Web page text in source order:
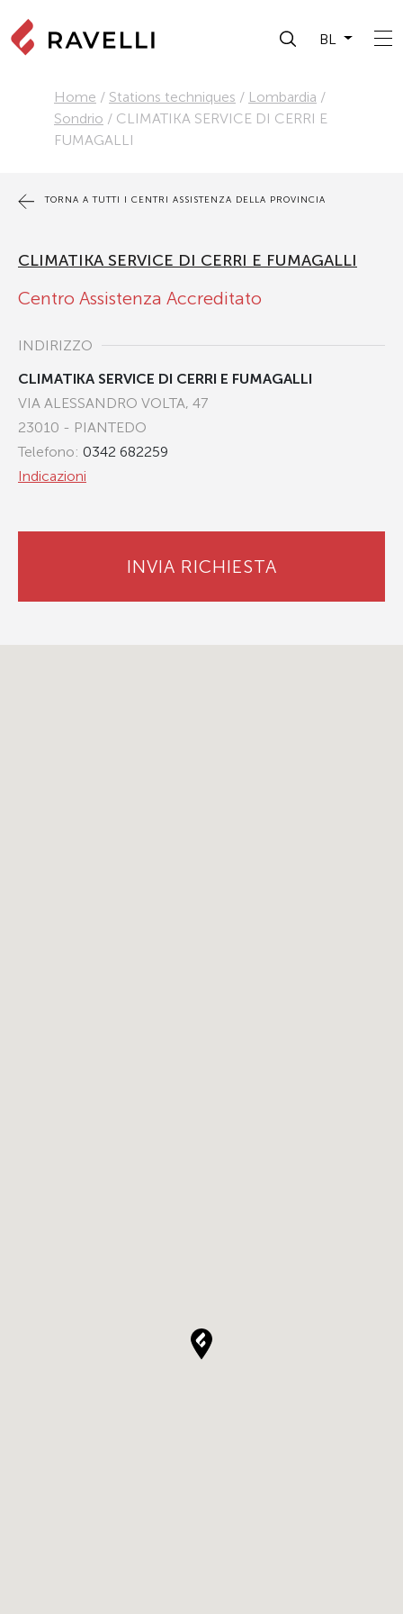
BL
Home / Stations techniques / Lombardia /
Sondrio / CLIMATIKA SERVICE DI CERRI E
FUMAGALLI
TORNA A TUTTI I CENTRI ASSISTENZA DELLA PROVINCIA
CLIMATIKA SERVICE DI CERRI E FUMAGALLI
Centro Assistenza Accreditato
INDIRIZZO
CLIMATIKA SERVICE DI CERRI E FUMAGALLI
VIA ALESSANDRO VOLTA, 47
23010 - PIANTEDO
Telefono: 0342 682259
Indicazioni
INVIA RICHIESTA